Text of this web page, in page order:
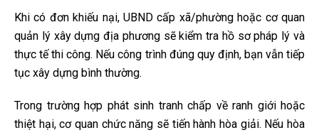
Khi có đơn khiếu nại, UBND cấp xã/phường hoặc cơ quan
quản lý xây dựng địa phương sẽ kiểm tra hồ sơ pháp lý và
thực tế thi công. Nếu công trình đúng quy định, bạn vẫn tiếp
tục xây dựng bình thường.
Trong trường hợp phát sinh tranh chấp về ranh giới hoặc
thiệt hại, cơ quan chức năng sẽ tiến hành hòa giải. Nếu hòa